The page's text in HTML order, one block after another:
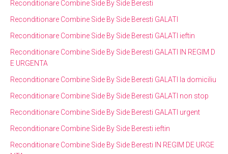
Reconditionare Combine Side By Side Beresti
Reconditionare Combine Side By Side Beresti GALATI
Reconditionare Combine Side By Side Beresti GALATI ieftin
Reconditionare Combine Side By Side Beresti GALATI IN REGIM D
E URGENTA
Reconditionare Combine Side By Side Beresti GALATI la domiciliu
Reconditionare Combine Side By Side Beresti GALATI non stop
Reconditionare Combine Side By Side Beresti GALATI urgent
Reconditionare Combine Side By Side Beresti ieftin
Reconditionare Combine Side By Side Beresti IN REGIM DE URGE